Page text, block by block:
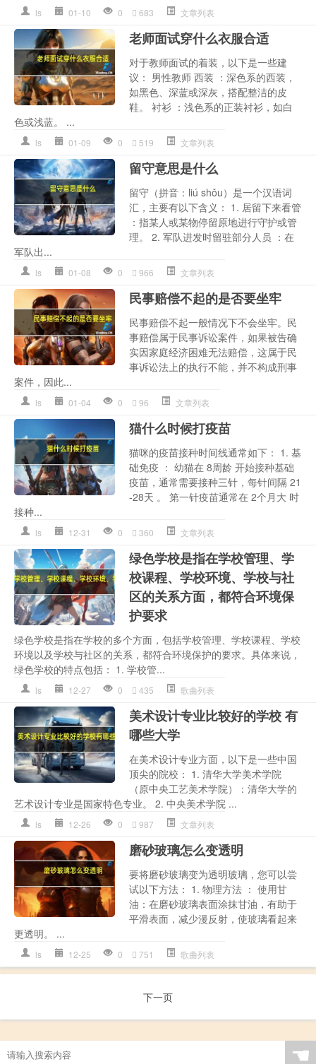
ls 01-10 0 683 文章列表
老师面试穿什么衣服合适
对于教师面试的着装，以下是一些建
议： 男性教师 西装 ：深色系的西装，
如黑色、深蓝或深灰，搭配整洁的皮
鞋。 衬衫 ：浅色系的正装衬衫，如白
色或浅蓝。 ...
ls 01-09 0 519 文章列表
留守意思是什么
留守（拼音：liú shǒu）是一个汉语词
汇，主要有以下含义： 1. 居留下来看管
：指某人或某物停留原地进行守护或管
理。 2. 军队进发时留驻部分人员 ：在
军队出...
ls 01-08 0 966 文章列表
民事赔偿不起的是否要坐牢
民事赔偿不起一般情况下不会坐牢。民
事赔偿属于民事诉讼案件，如果被告确
实因家庭经济困难无法赔偿，这属于民
事诉讼法上的执行不能，并不构成刑事
案件，因此...
ls 01-04 0 96 文章列表
猫什么时候打疫苗
猫咪的疫苗接种时间线通常如下： 1. 基
础免疫 ： 幼猫在 8周龄 开始接种基础
疫苗，通常需要接种三针，每针间隔 21
-28天 。 第一针疫苗通常在 2个月大 时
接种...
ls 12-31 0 360 文章列表
绿色学校是指在学校管理、学
校课程、学校环境、学校与社
区的关系方面，都符合环境保
护要求
绿色学校是指在学校的多个方面，包括学校管理、学校课程、学校
环境以及学校与社区的关系，都符合环境保护的要求。具体来说，
绿色学校的特点包括： 1. 学校管...
ls 12-27 0 435 歌曲列表
美术设计专业比较好的学校 有
哪些大学
在美术设计专业方面，以下是一些中国
顶尖的院校： 1. 清华大学美术学院
（原中央工艺美术学院）：清华大学的
艺术设计专业是国家特色专业。 2. 中央美术学院 ...
ls 12-26 0 987 文章列表
磨砂玻璃怎么变透明
要将磨砂玻璃变为透明玻璃，您可以尝
试以下方法： 1. 物理方法 ： 使用甘
油：在磨砂玻璃表面涂抹甘油，有助于
平滑表面，减少漫反射，使玻璃看起来
更透明。 ...
ls 12-25 0 751 歌曲列表
下一页
☚